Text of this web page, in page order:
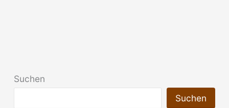
Suchen
Suchen